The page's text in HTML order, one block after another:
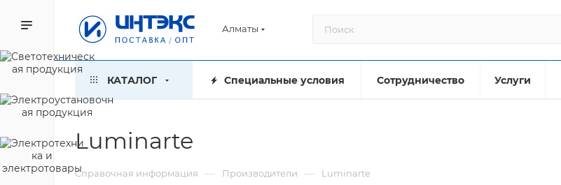
Алматы
КАТАЛОГ Специальные условия Сотрудничество Услуги
Luminarte
Справочная информация — Производители — Luminarte